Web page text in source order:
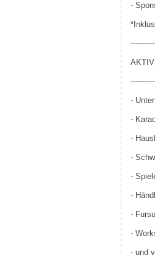
-
-
-
-
-
-
-
-
-
- und